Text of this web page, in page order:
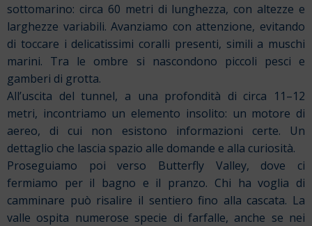
sottomarino: circa 60 metri di lunghezza, con altezze e
larghezze variabili. Avanziamo con attenzione, evitando
di toccare i delicatissimi coralli presenti, simili a muschi
marini. Tra le ombre si nascondono piccoli pesci e
gamberi di grotta.
All’uscita del tunnel, a una profondità di circa 11–12
metri, incontriamo un elemento insolito: un motore di
aereo, di cui non esistono informazioni certe. Un
dettaglio che lascia spazio alle domande e alla curiosità.
Proseguiamo poi verso Butterfly Valley, dove ci
fermiamo per il bagno e il pranzo. Chi ha voglia di
camminare può risalire il sentiero fino alla cascata. La
valle ospita numerose specie di farfalle, anche se nei